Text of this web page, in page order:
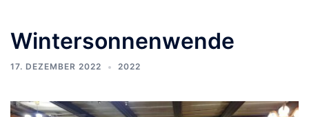
Wintersonnenwende
17. DEZEMBER 2022 2022